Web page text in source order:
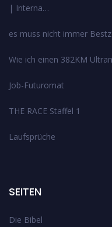
| Interna…
es muss nicht immer
Wie ich einen 382KM
Job-Futuromat
THE RACE Staffel 1
Laufsprüche
SEITEN
Die Bibel